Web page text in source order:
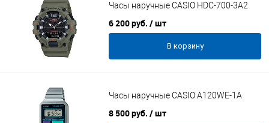
Часы наручные CASIO HDC-700-3A2
6 200 руб. / шт
В корзину
Часы наручные CASIO A120WE-1A
8 500 руб. / шт